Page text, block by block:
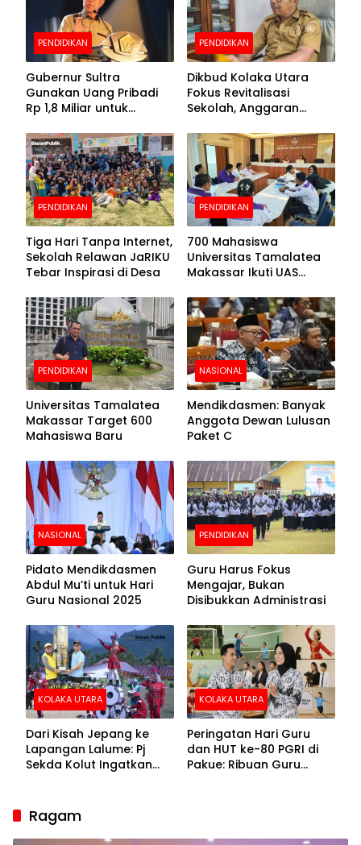
PENDIDIKAN
Gubernur Sultra
Gunakan Uang Pribadi
Rp 1,8 Miliar untuk
Pendaftaran Segera
Dibuka
PENDIDIKAN
Dikbud Kolaka Utara
Fokus Revitalisasi
Sekolah, Anggaran
Miliar
PENDIDIKAN
Tiga Hari Tanpa Internet,
Sekolah Relawan JaRIKU
Tebar Inspirasi di Desa
PENDIDIKAN
700 Mahasiswa
Universitas Tamalatea
Makassar Ikuti UAS
PENDIDIKAN
Universitas Tamalatea
Makassar Target 600
Mahasiswa Baru
NASIONAL
Mendikdasmen: Banyak
Anggota Dewan Lulusan
Paket C
NASIONAL
Pidato Mendikdasmen
Abdul Mu’ti untuk Hari
Guru Nasional 2025
PENDIDIKAN
Guru Harus Fokus
Mengajar, Bukan
Disibukkan Administrasi
KOLAKA UTARA
Dari Kisah Jepang ke
Lapangan Lalume: Pj
Sekda Kolut Ingatkan
KOLAKA UTARA
Peringatan Hari Guru
dan HUT ke-80 PGRI di
Pakue: Ribuan Guru
Ragam